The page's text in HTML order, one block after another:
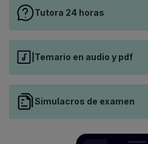
Tutora 24 horas
Temario en audio y pdf
Simulacros de examen